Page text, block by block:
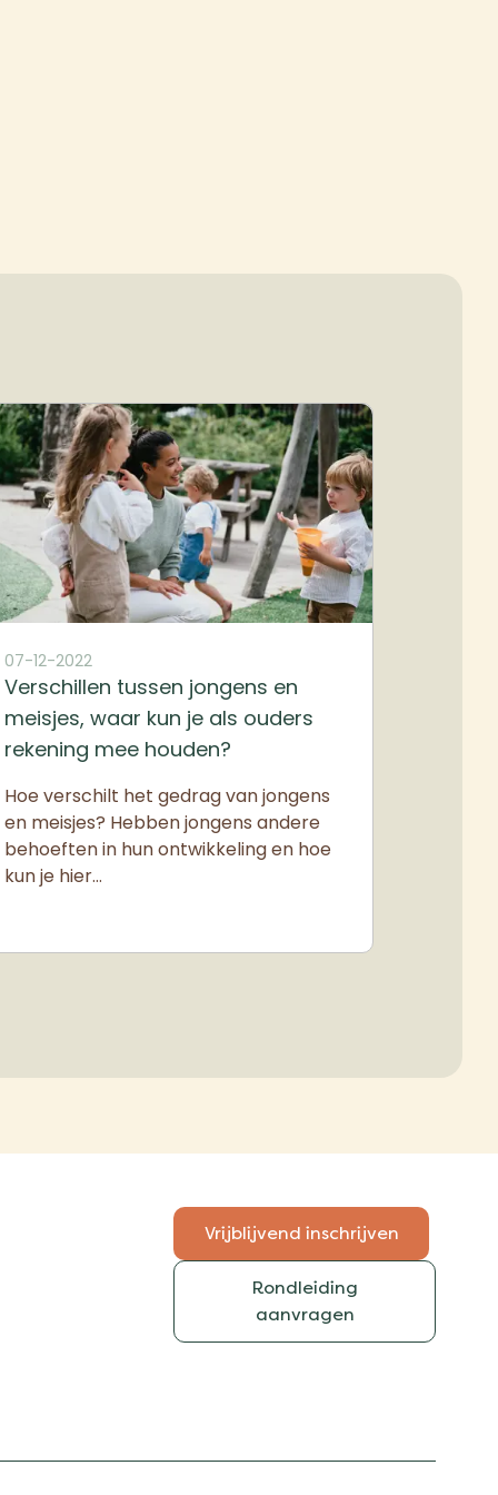
07-12-2022
Verschillen tussen jongens en
meisjes, waar kun je als ouders
rekening mee houden?
Hoe verschilt het gedrag van jongens
en meisjes? Hebben jongens andere
behoeften in hun ontwikkeling en hoe
kun je hier…
Vrijblijvend inschrijven
Rondleiding
aanvragen